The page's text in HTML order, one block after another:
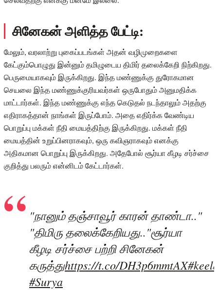
சினேகன் அளித்த பேட்டி:
மேலும், வரலாற்று புகைப்படங்கள் அதன் வழிமுறைகளை
கேட்கும்பொழுது இன்னும் தமிழுடைய திமிர் தலைக்கேறி நிற்கிறது.
பெருமையாகவும் இருக்கிறது. இந்த மண்ணுக்கு துரோகமான
செயலை இந்த மண்ணுக்குரியவர்கள் ஒருபோதும் அனுமதிக்க
மாட்டார்கள். இந்த மண்ணுக்கு எந்த கெடுதல் நடந்தாலும் அதற்கு
எதிராகத்தான் நாங்கள் இருப்போம். அதை எதிர்க்க வேண்டிய
பொறுப்பு மக்கள் நீதி மையத்திற்கு இருக்கிறது. மக்கள் நீதி
மையத்தின் உறுப்பினராகவும், ஒரு கவிஞராகவும் எனக்கு
அதிகமான பொறுப்பு இருக்கிறது. அதேபோல் சூர்யா கீழடி சர்ச்சை
குறித்து பலரும் என்னிடம் கேட்டார்கள்.
"நானும் தஞ்சாவூர் காரன் தாண்டா.."
"திமிரு தலைக்கேறியது.."சூர்யா
கீழடி சர்ச்சை பற்றி சினேகன்
கருத்துhttps://t.co/DH3p6mmtAX
#Surya